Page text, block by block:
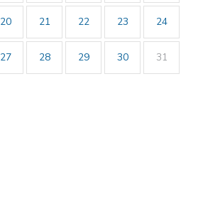
20 21 22 23 24
27 28 29 30 31